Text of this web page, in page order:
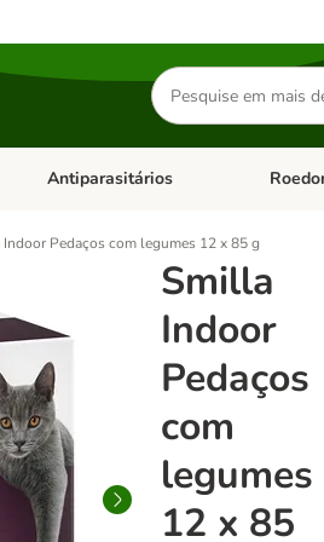
Pesquisar
produtos
Gatos
Abrir menu de categoria: Dieta Vet.
Antiparasitários Abrir
Pedaços com legumes 12 x 85 g
Smilla
Indoor
Pedaços
com
legumes
12 x 85